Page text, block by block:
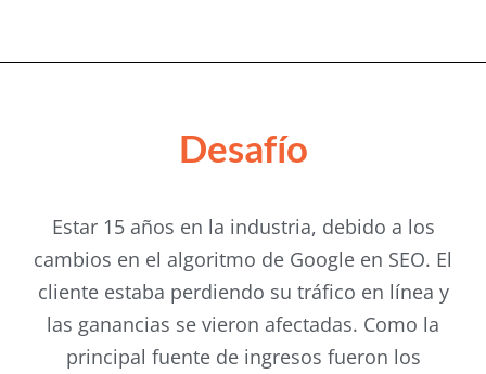
Desafío
Estar 15 años en la industria, debido a los
cambios en el algoritmo de Google en SEO. El
cliente estaba perdiendo su tráfico en línea y
las ganancias se vieron afectadas. Como la
principal fuente de ingresos fueron los